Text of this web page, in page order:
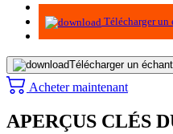
Infographie
Télécharger
Télécharger un
Acheter maintenant
APERÇUS CLÉS